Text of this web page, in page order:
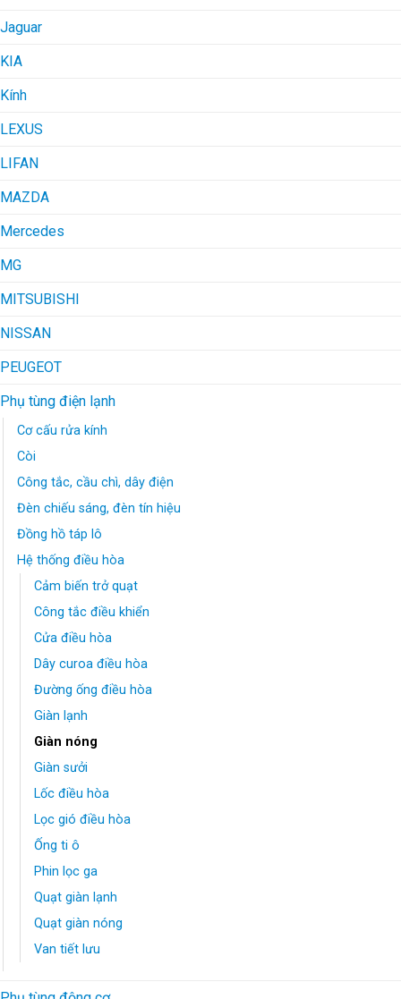
Jaguar
KIA
Kính
LEXUS
LIFAN
MAZDA
Mercedes
MG
MITSUBISHI
NISSAN
PEUGEOT
Phụ tùng điện lạnh
Cơ cấu rửa kính
Còi
Công tắc, cầu chì, dây điện
Đèn chiếu sáng, đèn tín hiệu
Đồng hồ táp lô
Hệ thống điều hòa
Cảm biến trở quạt
Công tắc điều khiển
Cửa điều hòa
Dây curoa điều hòa
Đường ống điều hòa
Giàn lạnh
Giàn nóng
Giàn sưởi
Lốc điều hòa
Lọc gió điều hòa
Ống ti ô
Phin lọc ga
Quạt giàn lạnh
Quạt giàn nóng
Van tiết lưu